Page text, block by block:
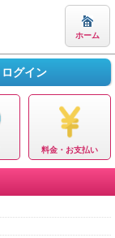
ホーム
ログイン
料金・お支払い